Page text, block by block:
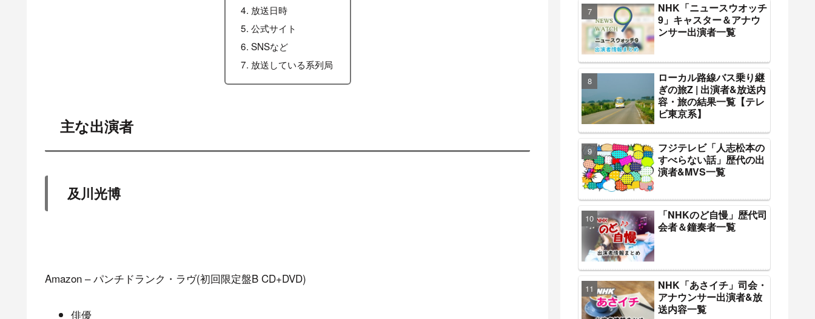
放送日時
公式サイト
SNSなど
放送している系列局
主な出演者
及川光博
Amazon – パンチドランク・ラヴ(初回限定盤B CD+DVD)
俳優
NHK「ニュースウオッチ
9」キャスター＆アナウ
ンサー出演者一覧
ローカル路線バス乗り継
ぎの旅Z | 出演者&放送内
容・旅の結果一覧【テレ
ビ東京系】
フジテレビ「人志松本の
すべらない話」歴代の出
演者&MVS一覧
「NHKのど自慢」歴代司
会者＆鐘奏者一覧
NHK「あさイチ」司会・
アナウンサー出演者&放
送内容一覧